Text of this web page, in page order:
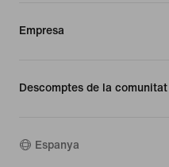
Empresa
Descomptes de la comunitat
Espanya